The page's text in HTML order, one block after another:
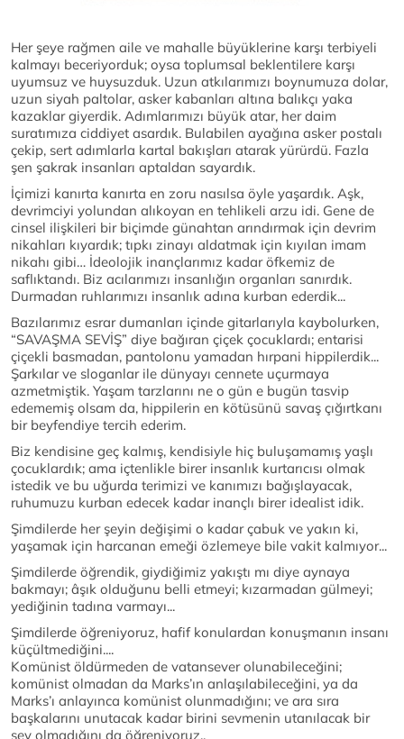
Her şeye rağmen aile ve mahalle büyüklerine karşı terbiyeli
kalmayı beceriyorduk; oysa toplumsal beklentilere karşı
uyumsuz ve huysuzduk. Uzun atkılarımızı boynumuza dolar,
uzun siyah paltolar, asker kabanları altına balıkçı yaka
kazaklar giyerdik. Adımlarımızı büyük atar, her daim
suratımıza ciddiyet asardık. Bulabilen ayağına asker postalı
çekip, sert adımlarla kartal bakışları atarak yürürdü. Fazla
şen şakrak insanları aptaldan sayardık.
İçimizi kanırta kanırta en zoru nasılsa öyle yaşardık. Aşk,
devrimciyi yolundan alıkoyan en tehlikeli arzu idi. Gene de
cinsel ilişkileri bir biçimde günahtan arındırmak için devrim
nikahları kıyardık; tıpkı zinayı aldatmak için kıyılan imam
nikahı gibi… İdeolojik inançlarımız kadar öfkemiz de
saflıktandı. Biz acılarımızı insanlığın organları sanırdık.
Durmadan ruhlarımızı insanlık adına kurban ederdik...
Bazılarımız esrar dumanları içinde gitarlarıyla kaybolurken,
“SAVAŞMA SEVİŞ” diye bağıran çiçek çocuklardı; entarisi
çiçekli basmadan, pantolonu yamadan hırpani hippilerdik...
Şarkılar ve sloganlar ile dünyayı cennete uçurmaya
azmetmiştik. Yaşam tarzlarını ne o gün e bugün tasvip
edememiş olsam da, hippilerin en kötüsünü savaş çığırtkanı
bir beyfendiye tercih ederim.
Biz kendisine geç kalmış, kendisiyle hiç buluşamamış yaşlı
çocuklardık; ama içtenlikle birer insanlık kurtarıcısı olmak
istedik ve bu uğurda terimizi ve kanımızı bağışlayacak,
ruhumuzu kurban edecek kadar inançlı birer idealist idik.
Şimdilerde her şeyin değişimi o kadar çabuk ve yakın ki,
yaşamak için harcanan emeği özlemeye bile vakit kalmıyor...
Şimdilerde öğrendik, giydiğimiz yakıştı mı diye aynaya
bakmayı; âşık olduğunu belli etmeyi; kızarmadan gülmeyi;
yediğinin tadına varmayı...
Şimdilerde öğreniyoruz, hafif konulardan konuşmanın insanı
küçültmediğini....
Komünist öldürmeden de vatansever olunabileceğini;
komünist olmadan da Marks’ın anlaşılabileceğini, ya da
Marks’ı anlayınca komünist olunmadığını; ve ara sıra
başkalarını unutacak kadar birini sevmenin utanılacak bir
şey olmadığını da öğreniyoruz..